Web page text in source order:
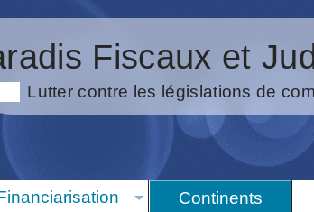
Fiscaux et
Lutter contre les législations de
Continents